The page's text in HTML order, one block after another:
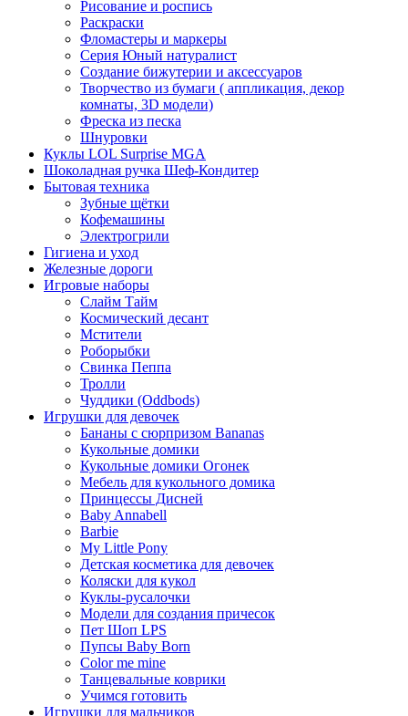
Рисование и роспись
Раскраски
Фломастеры и маркеры
Серия Юный натуралист
Создание бижутерии и аксессуаров
Творчество из бумаги ( аппликация, декор
комнаты, 3D модели)
Фреска из песка
Шнуровки
Куклы LOL Surprise MGA
Шоколадная ручка Шеф-Кондитер
Бытовая техника
Зубные щётки
Кофемашины
Электрогрили
Гигиена и уход
Железные дороги
Игровые наборы
Слайм Тайм
Космический десант
Мстители
Роборыбки
Свинка Пеппа
Тролли
Чуддики (Oddbods)
Игрушки для девочек
Бананы с сюрпризом Bananas
Кукольные домики
Кукольные домики Огонек
Мебель для кукольного домика
Принцессы Дисней
Baby Annabell
Barbie
My Little Pony
Детская косметика для девочек
Коляски для кукол
Куклы-русалочки
Модели для создания причесок
Пет Шоп LPS
Пупсы Baby Born
Сolor me mine
Танцевальные коврики
Учимся готовить
Игрушки для мальчиков